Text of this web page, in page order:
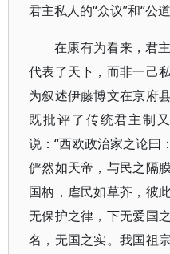
君主私人的“众议”和“公
在康有为看来，君
代表了天下，而非一己
为叙述伊藤博文在京府
既批评了传统君主制
说：“西欧政治家之论曰
俨然如天帝，与民之隔
国柄，虐民如草芥，彼
无保护之律，下无爱国
名，无国之实。我国祖